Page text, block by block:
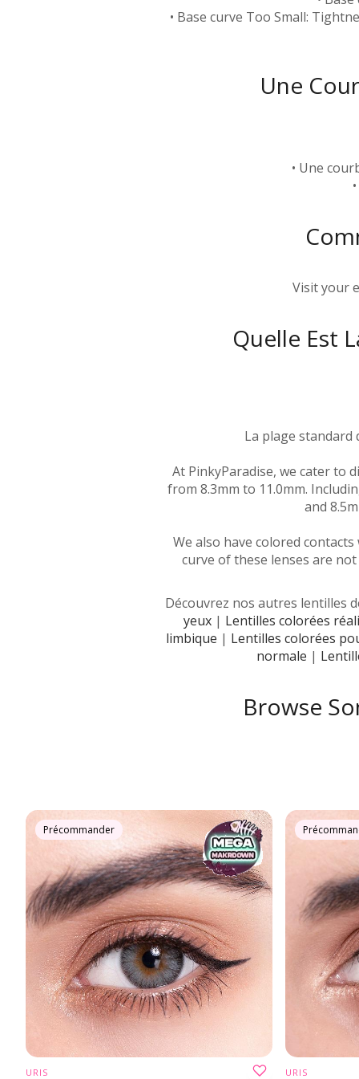
• Base curve Too Small:
Une
• Une
Visit your
Quelle Est
La plage standard
At PinkyParadise, we cater to
from 8.3mm to 11.0mm.
and
We also have colored
curve of these lenses are
Découvrez nos autres lentilles
yeux| Lentilles colorées
limbique | Lentilles colorées
normale |
Browse
Précommander
URIS URIS